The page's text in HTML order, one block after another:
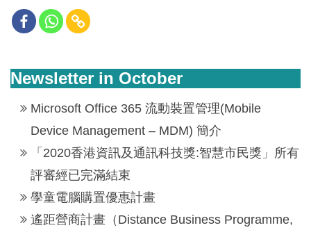
Newsletter in October
Microsoft Office 365 流動裝置管理(Mobile
Device Management – MDM) 簡介
「2020香港資訊及通訊科技獎:智慧市民獎」所有
評審經已完滿結束
學童電腦購置優惠計畫
遙距營商計畫（Distance Business Programme,